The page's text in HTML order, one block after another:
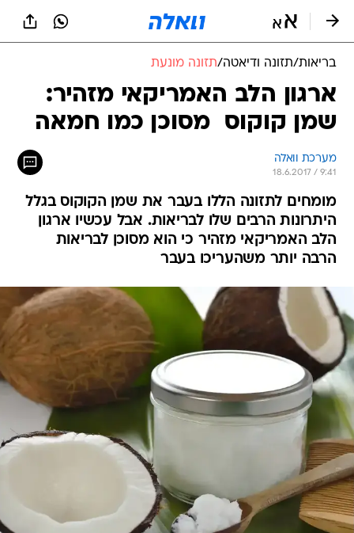
בריאות/תזונה ודיאטה/תזונה מונעת
ארגון הלב האמריקאי מזהיר:
שמן קוקוס  מסוכן כמו חמאה
מערכת וואלה
18.6.2017 / 9:41
מומחים לתזונה הללו בעבר את שמן הקוקוס בגלל
היתרונות הרבים שלו לבריאות. אבל עכשיו ארגון
הלב האמריקאי מזהיר כי הוא מסוכן לבריאות
הרבה יותר משהעריכו בעבר